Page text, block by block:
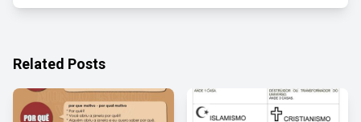
Related Posts